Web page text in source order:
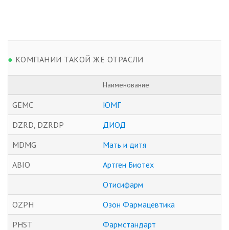
● КОМПАНИИ ТАКОЙ ЖЕ ОТРАСЛИ
Наименование
GEMC
ЮМГ
DZRD, DZRDP
ДИОД
MDMG
Мать и дитя
ABIO
Артген Биотех
Отисифарм
OZPH
Озон Фармацевтика
PHST
Фармстандарт